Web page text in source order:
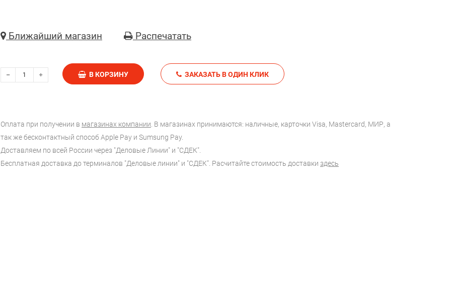
Ближайший магазин Распечатать
В КОРЗИНУ ЗАКАЗАТЬ В ОДИН КЛИК
Оплата при получении в магазинах компании. В магазинах принимаются: наличные, карточки Visa, Mastercard, МИР, а
так же бесконтактный способ Apple Pay и Sumsung Pay.
Доставляем по всей России через "Деловые Линии" и "СДЕК".
Бесплатная доставка до терминалов "Деловые линии" и "СДЕК". Расчитайте стоимость доставки здесь